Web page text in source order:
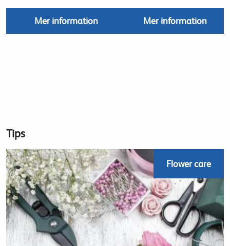
Mer information Mer information
Tips
Flower care